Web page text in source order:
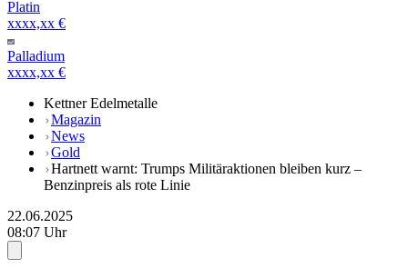
Platin
xxxx,xx €
Palladium
xxxx,xx €
Kettner Edelmetalle
Magazin
News
Gold
Hartnett warnt: Trumps Militäraktionen bleiben kurz –
Benzinpreis als rote Linie
22.06.2025
08:07 Uhr